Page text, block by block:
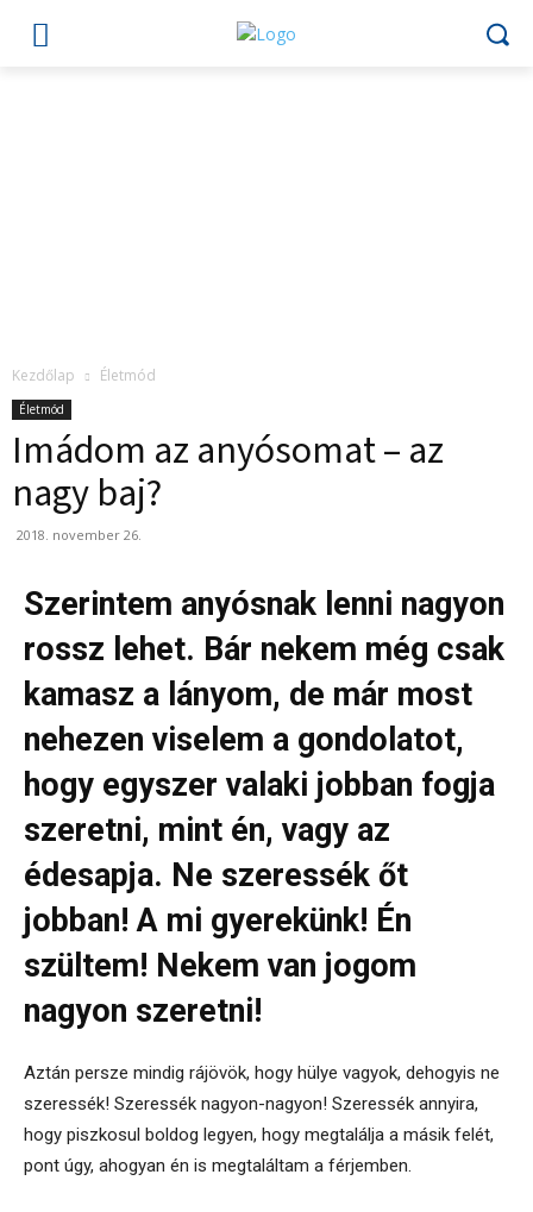
Kezdőlap Életmód
Életmód
Imádom az anyósomat – az
nagy baj?
2018. november 26.
Szerintem anyósnak lenni nagyon
rossz lehet. Bár nekem még csak
kamasz a lányom, de már most
nehezen viselem a gondolatot,
hogy egyszer valaki jobban fogja
szeretni, mint én, vagy az
édesapja. Ne szeressék őt
jobban! A mi gyerekünk! Én
szültem! Nekem van jogom
nagyon szeretni!
Aztán persze mindig rájövök, hogy hülye vagyok, dehogyis ne
szeressék! Szeressék nagyon-nagyon! Szeressék annyira,
hogy piszkosul boldog legyen, hogy megtalálja a másik felét,
pont úgy, ahogyan én is megtaláltam a férjemben.